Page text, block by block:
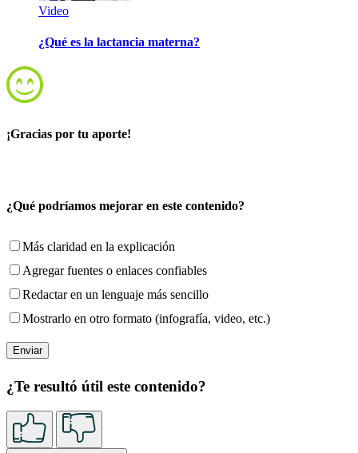
Video
¿Qué es la lactancia materna?
¡Gracias por tu aporte!
¿Qué podríamos mejorar en este contenido?
Más claridad en la explicación
Agregar fuentes o enlaces confiables
Redactar en un lenguaje más sencillo
Mostrarlo en otro formato (infografía, video, etc.)
¿Te resultó útil este contenido?